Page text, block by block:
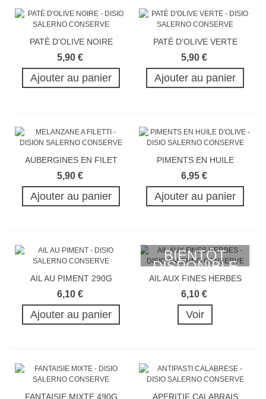
PATÈ D'OLIVE NOIRE
190G
5,90 €
Ajouter au panier
PATÈ D'OLIVE VERTE
190G
5,90 €
Ajouter au panier
AUBERGINES EN FILET
290G
5,90 €
Ajouter au panier
PIMENTS EN HUILE
D'OLIVE 290G
6,95 €
Ajouter au panier
AIL AU PIMENT 290G
6,10 €
Ajouter au panier
BIENTÔT
DISPONIBLE
AIL AUX FINES HERBES
290G
6,10 €
Voir
FANTAISIE MIXTE 490G
APERITIF CALABRAIS